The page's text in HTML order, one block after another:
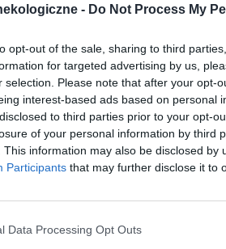
- Do Not Process My
opt-out of the sale, sharing to third
for targeted advertising by us,
selection. Please note that after your opt-
interest-based ads based on personal
to third parties prior to your opt-
of your personal information by third
This information may also be disclosed by
Participants that may further disclose it to
Data Processing Opt Outs
tabletki mimo iż jestem 2 tygodnie
dzień ma znaczenia kiedy przyjęłam
W maju myślałam że dostałam
okres. Przypominało to bardziej takie
śluz który jednego dnia był a
3 dni a raz 6 jak przy miesiączce. Czy